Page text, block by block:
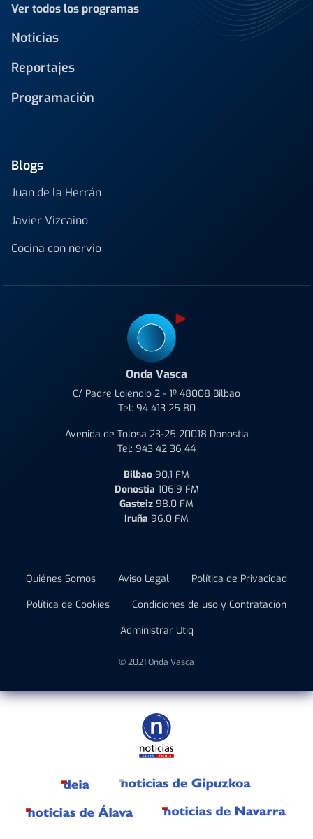
Ver todos los programas
Noticias
Reportajes
Programación
Blogs
Juan de la Herrán
Javier Vizcaino
Cocina con nervio
Onda Vasca
C/ Padre Lojendio 2 - 1º 48008 Bilbao
Tel: 94 413 25 80
Avenida de Tolosa 23-25 20018 Donostia
Tel: 943 42 36 44
Bilbao 90.1 FM
Donostia 106.9 FM
Gasteiz 98.0 FM
Iruña 96.0 FM
Quiénes Somos Aviso Legal
Política de Privacidad
Política de Cookies
Condiciones de uso y Contratación
Administrar Utiq
© 2021 Onda Vasca